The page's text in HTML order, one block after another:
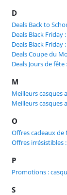
D
Deals Back to
Deals Black Friday
Deals Black
Deals Coupe du
Deals Jours de
M
Meilleurs casques
Meilleurs casques
O
Offres cadeaux de
Offres irrésistibles
P
Promotions :
S